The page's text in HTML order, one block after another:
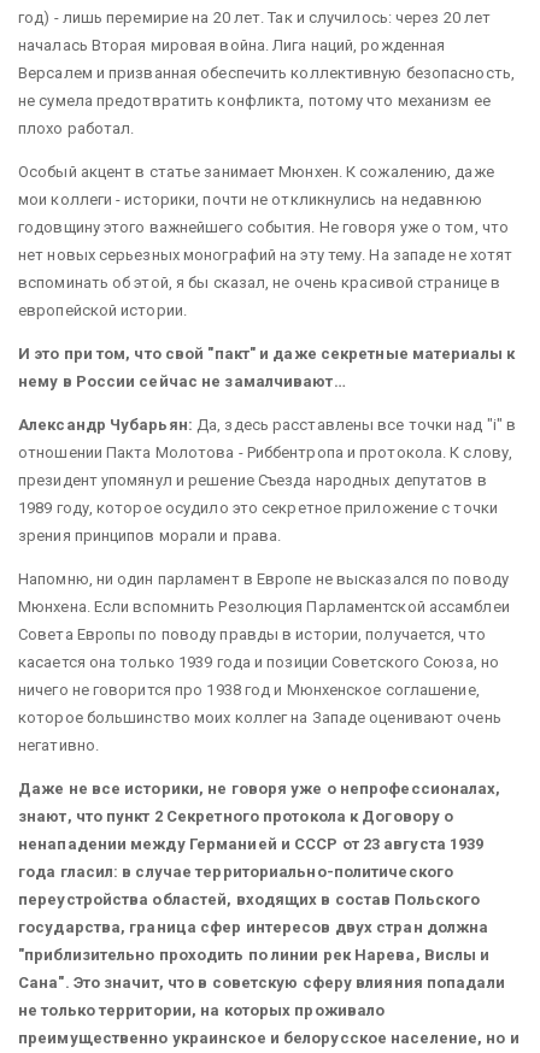
год) - лишь перемирие на 20 лет. Так и случилось: через 20 лет
началась Вторая мировая война. Лига наций, рожденная
Версалем и призванная обеспечить коллективную безопасность,
не сумела предотвратить конфликта, потому что механизм ее
плохо работал.
Особый акцент в статье занимает Мюнхен. К сожалению, даже
мои коллеги - историки, почти не откликнулись на недавнюю
годовщину этого важнейшего события. Не говоря уже о том, что
нет новых серьезных монографий на эту тему. На западе не хотят
вспоминать об этой, я бы сказал, не очень красивой странице в
европейской истории.
И это при том, что свой "пакт" и даже секретные материалы к
нему в России сейчас не замалчивают…
Александр Чубарьян: Да, здесь расставлены все точки над "i" в
отношении Пакта Молотова - Риббентропа и протокола. К слову,
президент упомянул и решение Съезда народных депутатов в
1989 году, которое осудило это секретное приложение с точки
зрения принципов морали и права.
Напомню, ни один парламент в Европе не высказался по поводу
Мюнхена. Если вспомнить Резолюция Парламентской ассамблеи
Совета Европы по поводу правды в истории, получается, что
касается она только 1939 года и позиции Советского Союза, но
ничего не говорится про 1938 год и Мюнхенское соглашение,
которое большинство моих коллег на Западе оценивают очень
негативно.
Даже не все историки, не говоря уже о непрофессионалах,
знают, что пункт 2 Секретного протокола к Договору о
ненападении между Германией и СССР от 23 августа 1939
года гласил: в случае территориально-политического
переустройства областей, входящих в состав Польского
государства, граница сфер интересов двух стран должна
"приблизительно проходить по линии рек Нарева, Вислы и
Сана". Это значит, что в советскую сферу влияния попадали
не только территории, на которых проживало
преимущественно украинское и белорусское население, но и